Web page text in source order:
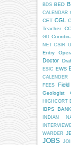
BDS BED
CALENDAR
CET CGL
Teacher
GD
NET CSIR
Entry
Doctor
ESIC EWS
CALENDER
FEES
Geologist
HIGHCORT
IBPS BANK
INDIAN
WARDER JE
JOBS